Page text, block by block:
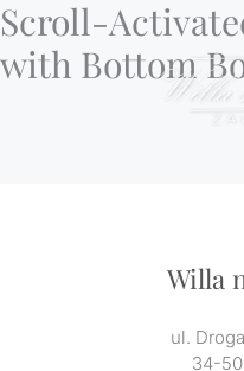
Przejdź
do
treści
Scroll-
with Bottom
Willa
ul.
34-